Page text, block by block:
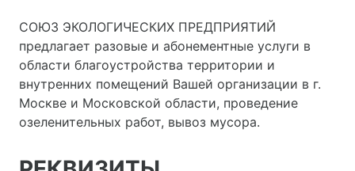
CОЮЗ ЭКОЛОГИЧЕСКИХ ПРЕДПРИЯТИЙ
предлагает разовые и абонементные услуги в
области благоустройства территории и
внутренних помещений Вашей организации в г.
Москве и Московской области, проведение
озеленительных работ, вывоз мусора.